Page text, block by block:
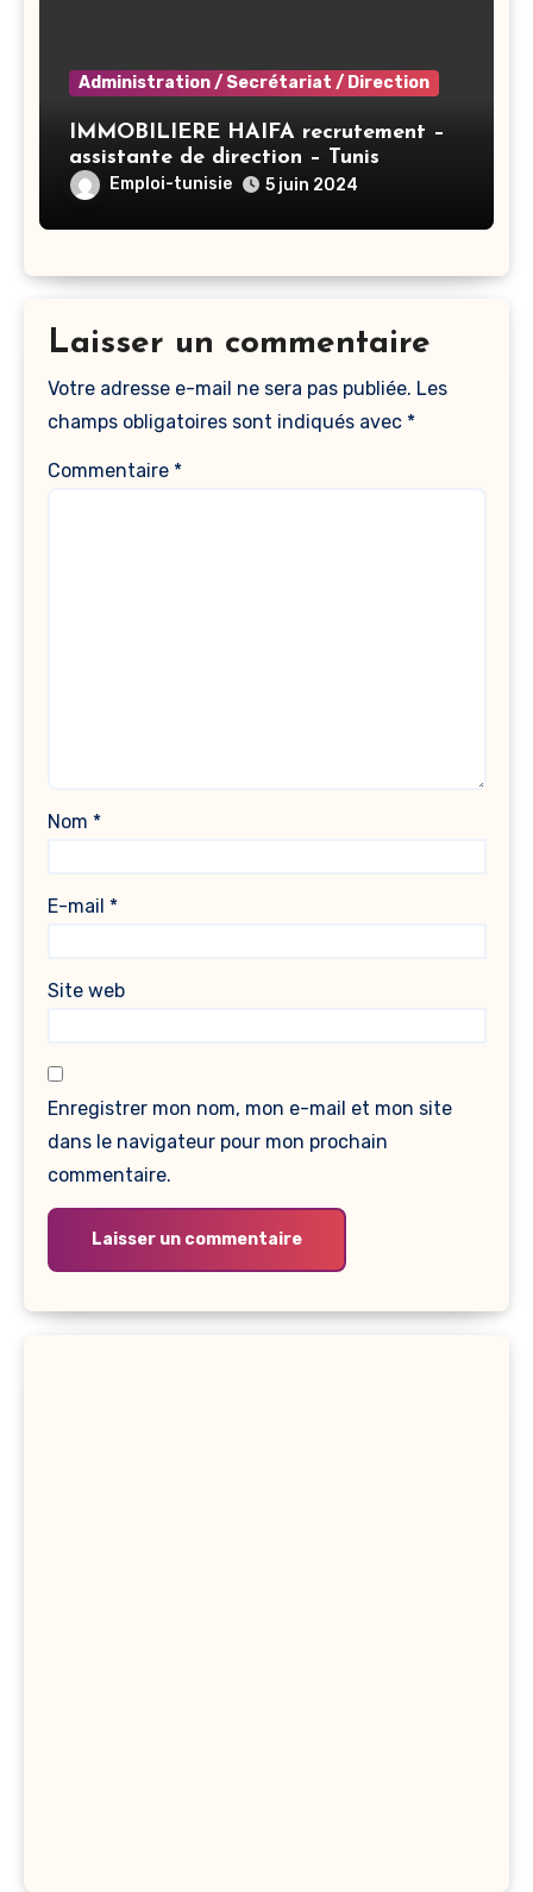
Administration / Secrétariat / Direction
IMMOBILIERE HAIFA recrutement –
assistante de direction – Tunis
Emploi-tunisie 5 juin 2024
Laisser un commentaire
Votre adresse e-mail ne sera pas publiée. Les
champs obligatoires sont indiqués avec *
Commentaire *
Nom *
E-mail *
Site web
Enregistrer mon nom, mon e-mail et mon site
dans le navigateur pour mon prochain
commentaire.